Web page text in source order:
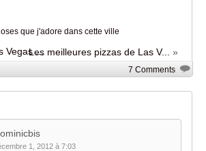
que j'adore dans cette ville
Vegas ...Les meilleures pizzas de Las V... »
7 Comments
1, 2012 à 7:03